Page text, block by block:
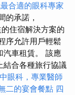
合適的眼科專家
的承諾，
住宿解決方案的
序允許用戶輕鬆
汽車租賃。 該應
結合各種旅行協議
眼科，專業醫師
二的宴會餐點 四